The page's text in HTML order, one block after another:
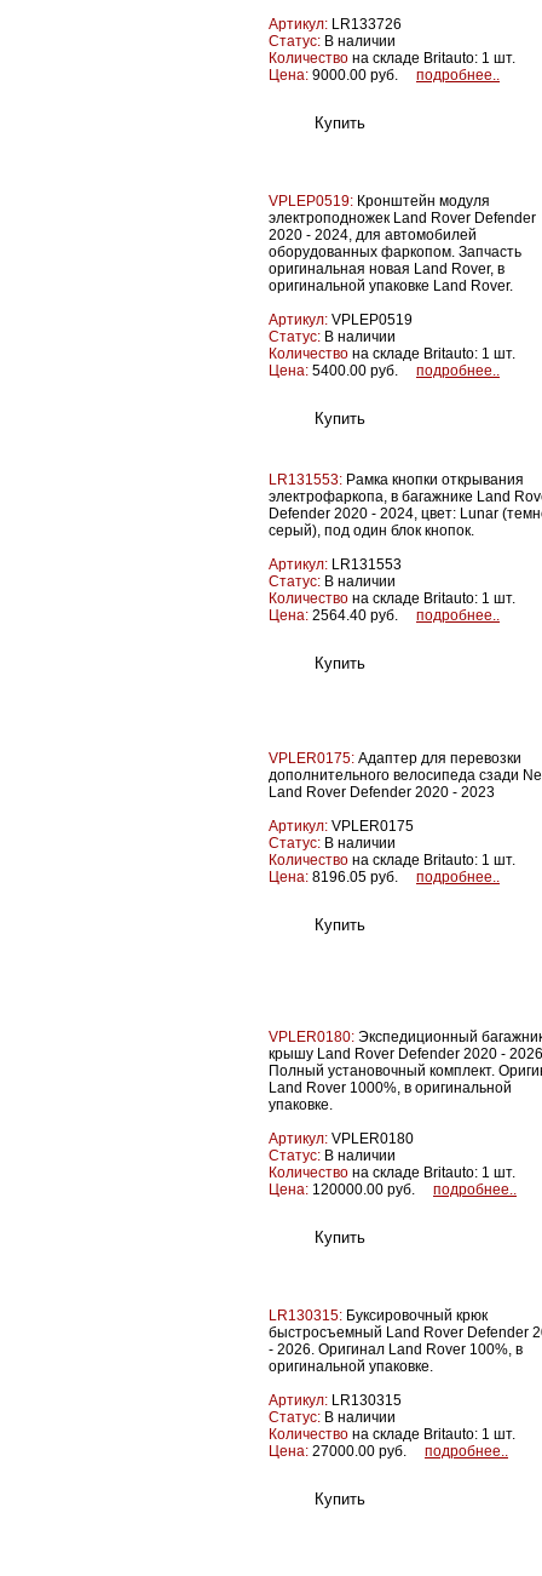
Артикул: LR133726
Статус: В наличии
Количество на складе Britauto: 1 шт.
Цена: 9000.00 руб. подробнее..
VPLEP0519: Кронштейн модуля
электроподножек Land Rover Defender
2020 - 2024, для автомобилей
оборудованных фаркопом. Запчасть
оригинальная новая Land Rover, в
оригинальной упаковке Land Rover.
Артикул: VPLEP0519
Статус: В наличии
Количество на складе Britauto: 1 шт.
Цена: 5400.00 руб. подробнее..
LR131553: Рамка кнопки открывания
электрофаркопа, в багажнике Land
Defender 2020 - 2024, цвет: Lunar
серый), под один блок кнопок.
Артикул: LR131553
Статус: В наличии
Количество на складе Britauto: 1 шт.
Цена: 2564.40 руб. подробнее..
VPLER0175: Адаптер для перевозки
дополнительного велосипеда сзади
Land Rover Defender 2020 - 2023
Артикул: VPLER0175
Статус: В наличии
Количество на складе Britauto: 1 шт.
Цена: 8196.05 руб. подробнее..
VPLER0180: Экспедиционный
крышу Land Rover Defender 2020 -
Полный установочный комплект.
Land Rover 1000%, в оригинальной
упаковке.
Артикул: VPLER0180
Статус: В наличии
Количество на складе Britauto: 1 шт.
Цена: 120000.00 руб. подробнее..
LR130315: Буксировочный крюк
быстросъемный Land Rover Defender
- 2026. Оригинал Land Rover 100%, в
оригинальной упаковке.
Артикул: LR130315
Статус: В наличии
Количество на складе Britauto: 1 шт.
Цена: 27000.00 руб. подробнее..